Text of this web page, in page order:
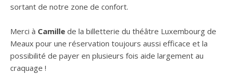
sortant de notre zone de confort.
Merci à Camille de la billetterie du théâtre Luxembourg de
Meaux pour une réservation toujours aussi efficace et la
possibilité de payer en plusieurs fois aide largement au
craquage !